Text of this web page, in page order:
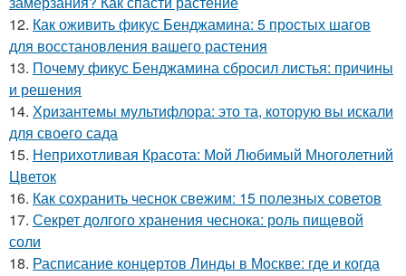
12. Как оживить фикус Бенджамина: 5 простых шагов
для восстановления вашего растения
13. Почему фикус Бенджамина сбросил листья: причины
и решения
14. Хризантемы мультифлора: это та, которую вы искали
для своего сада
15. Неприхотливая Красота: Мой Любимый Многолетний
Цветок
16. Как сохранить чеснок свежим: 15 полезных советов
17. Секрет долгого хранения чеснока: роль пищевой
соли
18. Расписание концертов Линды в Москве: где и когда